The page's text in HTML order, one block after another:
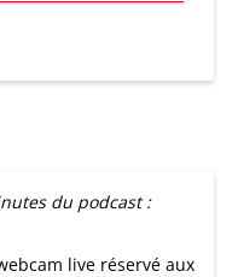
du podcast :
live réservé aux